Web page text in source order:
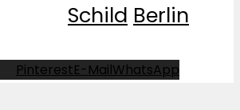
Schild Berlin
PinterestE-MailWhatsApp